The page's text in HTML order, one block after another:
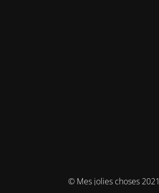
© Mes jolies choses 2021